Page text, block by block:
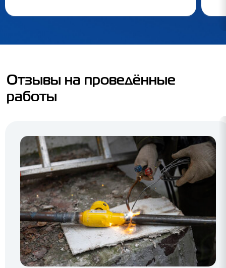
Отзывы на проведённые
работы